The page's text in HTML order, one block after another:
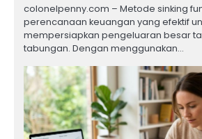
colonelpenny.com – Metode sinking
perencanaan keuangan yang efektif
mempersiapkan pengeluaran besar
tabungan. Dengan menggunakan…